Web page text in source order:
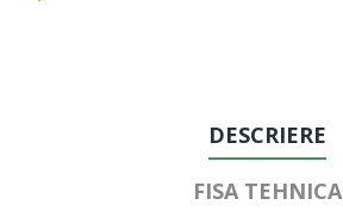
DESCRIERE
FISA TEHNICA